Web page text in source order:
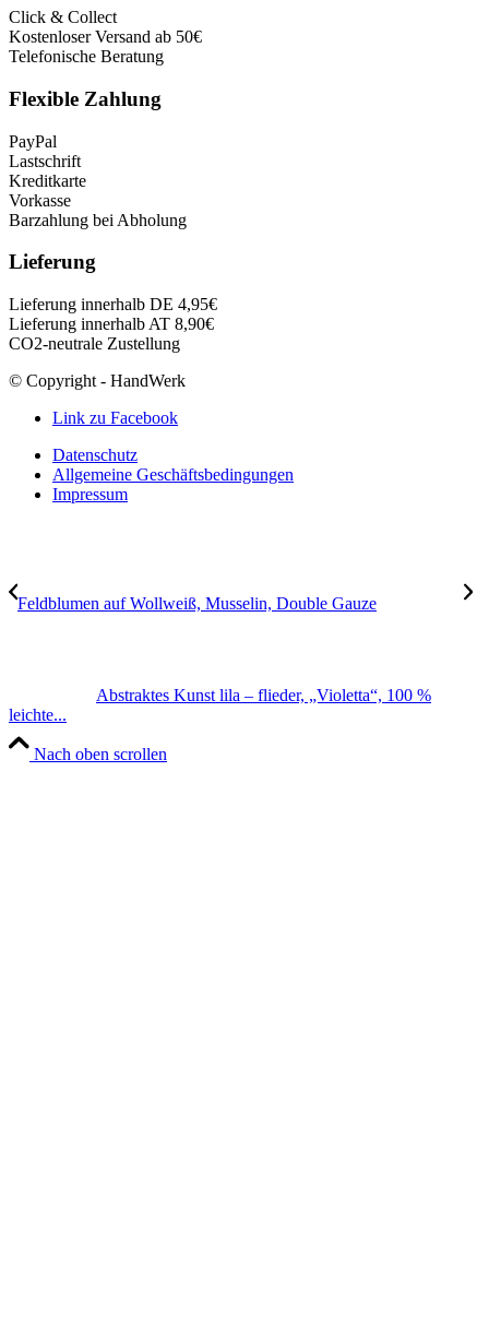
Click & Collect
Kostenloser Versand ab 50€
Telefonische Beratung
Flexible Zahlung
PayPal
Lastschrift
Kreditkarte
Vorkasse
Barzahlung bei Abholung
Lieferung
Lieferung innerhalb DE 4,95€
Lieferung innerhalb AT 8,90€
CO2-neutrale Zustellung
© Copyright - HandWerk
Link zu Facebook
Datenschutz
Allgemeine Geschäftsbedingungen
Impressum
Feldblumen auf Wollweiß, Musselin, Double Gauze
Abstraktes Kunst lila – flieder, „Violetta“, 100 %
leichte...
Nach oben scrollen